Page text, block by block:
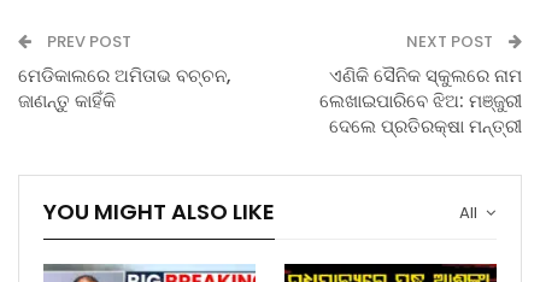
PREV POST
ମେଡିକାଲରେ ଅମିତାଭ ବଚ୍ଚନ,
ଜାଣନ୍ତୁ କାହିଁକି
NEXT POST
ଏଣିକି ସୈନିକ ସ୍କୁଲରେ ନାମ
ଲେଖାଇପାରିବେ ଝିଅ: ମଞ୍ଜୁରୀ
ଦେଲେ ପ୍ରତିରକ୍ଷା ମନ୍ତ୍ରୀ
All
YOU MIGHT ALSO LIKE